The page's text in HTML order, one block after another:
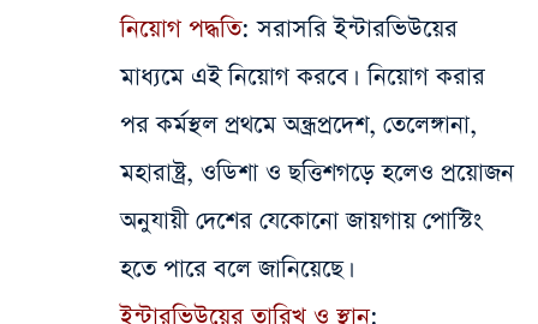
নিয়োগ পদ্ধতি: সরাসরি ইন্টারভিউয়ের
মাধ্যমে এই নিয়োগ করবে। নিয়োগ করার
পর কর্মস্থল প্রথমে অন্ধ্রপ্রদেশ, তেলেঙ্গানা,
মহারাষ্ট্র, ওডিশা ও ছত্তিশগড়ে হলেও প্রয়োজন
অনুযায়ী দেশের যেকোনো জায়গায় পোস্টিং
হতে পারে বলে জানিয়েছে।
ইন্টারভিউয়ের তারিখ ও স্থান: